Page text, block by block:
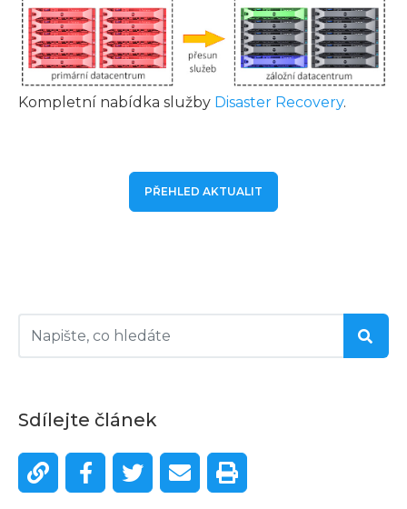
Sdílejte článek
Kompletní nabídka služby Disaster Recovery.
PŘEHLED AKTUALIT